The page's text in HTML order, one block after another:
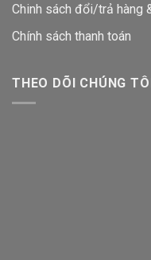
Chinh sách đổi/trả hàng
Chính sách thanh toán
THEO DÕI CHÚNG